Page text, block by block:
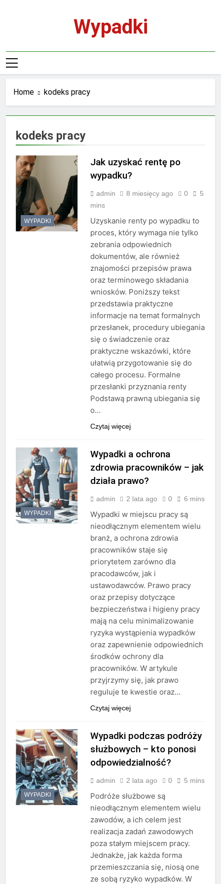
Wypadki
Home kodeks pracy
kodeks pracy
WYPADKI
Jak uzyskać rentę po
wypadku?
admin 8 miesięcy ago 0
5
mins
Uzyskanie renty po wypadku to
proces, który wymaga nie tylko
zebrania odpowiednich
dokumentów, ale również
znajomości przepisów prawa
oraz terminowego składania
wniosków. Poniższy tekst
przedstawia praktyczne
informacje na temat formalnych
przesłanek, procedury ubiegania
się o świadczenie oraz
praktyczne wskazówki, które
ułatwią przygotowanie się do
całego procesu. Formalne
przesłanki przyznania renty
Podstawą prawną ubiegania się
o…
Czytaj więcej
WYPADKI
Wypadki a ochrona
zdrowia pracowników – jak
działa prawo?
admin 2 lata ago 0 6 mins
Wypadki w miejscu pracy są
nieodłącznym elementem wielu
branż, a ochrona zdrowia
pracowników staje się
priorytetem zarówno dla
pracodawców, jak i
ustawodawców. Prawo pracy
oraz przepisy dotyczące
bezpieczeństwa i higieny pracy
mają na celu minimalizowanie
ryzyka wystąpienia wypadków
oraz zapewnienie odpowiednich
środków ochrony dla
pracowników. W artykule
przyjrzymy się, jak prawo
reguluje te kwestie oraz…
Czytaj więcej
WYPADKI
Wypadki podczas podróży
służbowych – kto ponosi
odpowiedzialność?
admin 2 lata ago 0 5 mins
Podróże służbowe są
nieodłącznym elementem wielu
zawodów, a ich celem jest
realizacja zadań zawodowych
poza stałym miejscem pracy.
Jednakże, jak każda forma
przemieszczania się, niosą one
ze sobą ryzyko wypadków. W